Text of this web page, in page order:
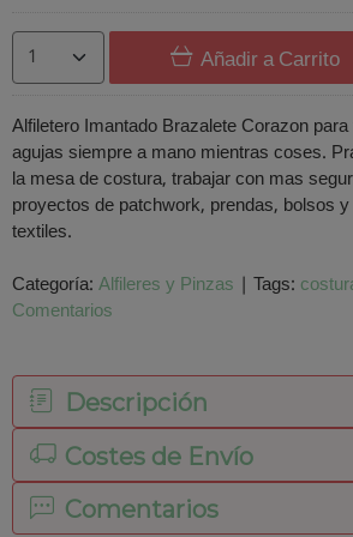
Añadir a Carrito
Alfiletero Imantado Brazalete Corazon
agujas siempre a mano mientras coses.
la mesa de costura, trabajar con mas
proyectos de patchwork, prendas, bolsos
textiles.
Categoría:Alfileres y Pinzas | Tags:
Comentarios
Descripción
Costes de Envío
Comentarios